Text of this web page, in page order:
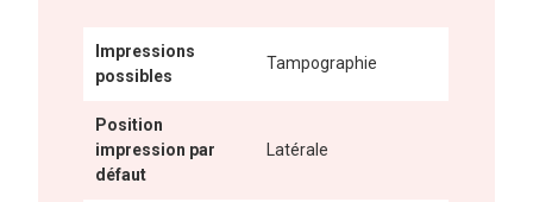
Impressions
possibles
Tampographie
Position
impression par
défaut
Latérale